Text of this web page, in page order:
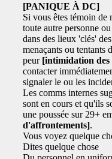
[PANIQUE À DC]
Si vous êtes témoin de
toute autre personne
dans des lieux 'clés'
menaçants ou tentants
peur [intimidation des
contacter
signaler le ou les
Les comms internes
sont en cours et qu'ils
une poussée sur 29+
d'affrontements].
Vous voyez quelque
Dites quelque chose